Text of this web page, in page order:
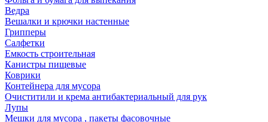
Ведра
Вешалки и крючки настенные
Грипперы
Салфетки
Емкость строительная
Канистры пищевые
Коврики
Контейнера для мусора
Очиститили и крема антибактериальный для рук
Лупы
Мешки для мусора , пакеты фасовочные